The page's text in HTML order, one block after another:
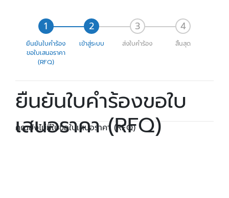
ยืนยันใบคำร้อง
ขอใบเสนอราคา
(RFQ)
เข้าสู่ระบบ ส่งใบคำร้อง สิ้นสุด
ยืนยันใบคำร้องขอใบ
เสนอราคา (RFQ)
คุณยังไม่มีใบขอใบเสนอราคา (RFQ)